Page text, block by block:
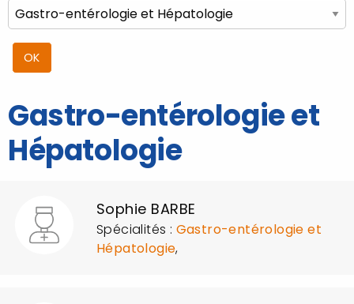
Gastro-entérologie et
Hépatologie
Sophie BARBE
Spécialités : Gastro-entérologie et
Hépatologie,